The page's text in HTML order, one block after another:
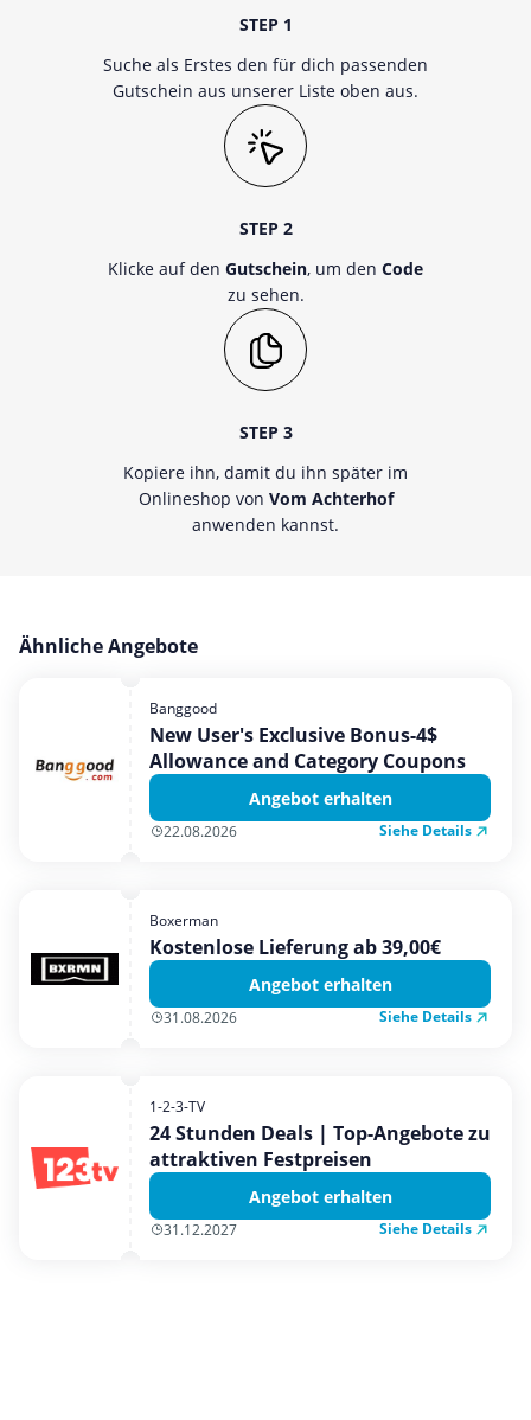
STEP 1
Suche als Erstes den für dich passenden
Gutschein aus unserer Liste oben aus.
STEP 2
Klicke auf den Gutschein, um den Code
zu sehen.
STEP 3
Kopiere ihn, damit du ihn später im
Onlineshop von Vom Achterhof
anwenden kannst.
Ähnliche Angebote
Banggood
New User's Exclusive Bonus-4$
Allowance and Category Coupons
Angebot erhalten
22.08.2026 Siehe Details
Boxerman
Kostenlose Lieferung ab 39,00€
Angebot erhalten
31.08.2026 Siehe Details
1-2-3-TV
24 Stunden Deals | Top-Angebote zu
attraktiven Festpreisen
Angebot erhalten
31.12.2027 Siehe Details